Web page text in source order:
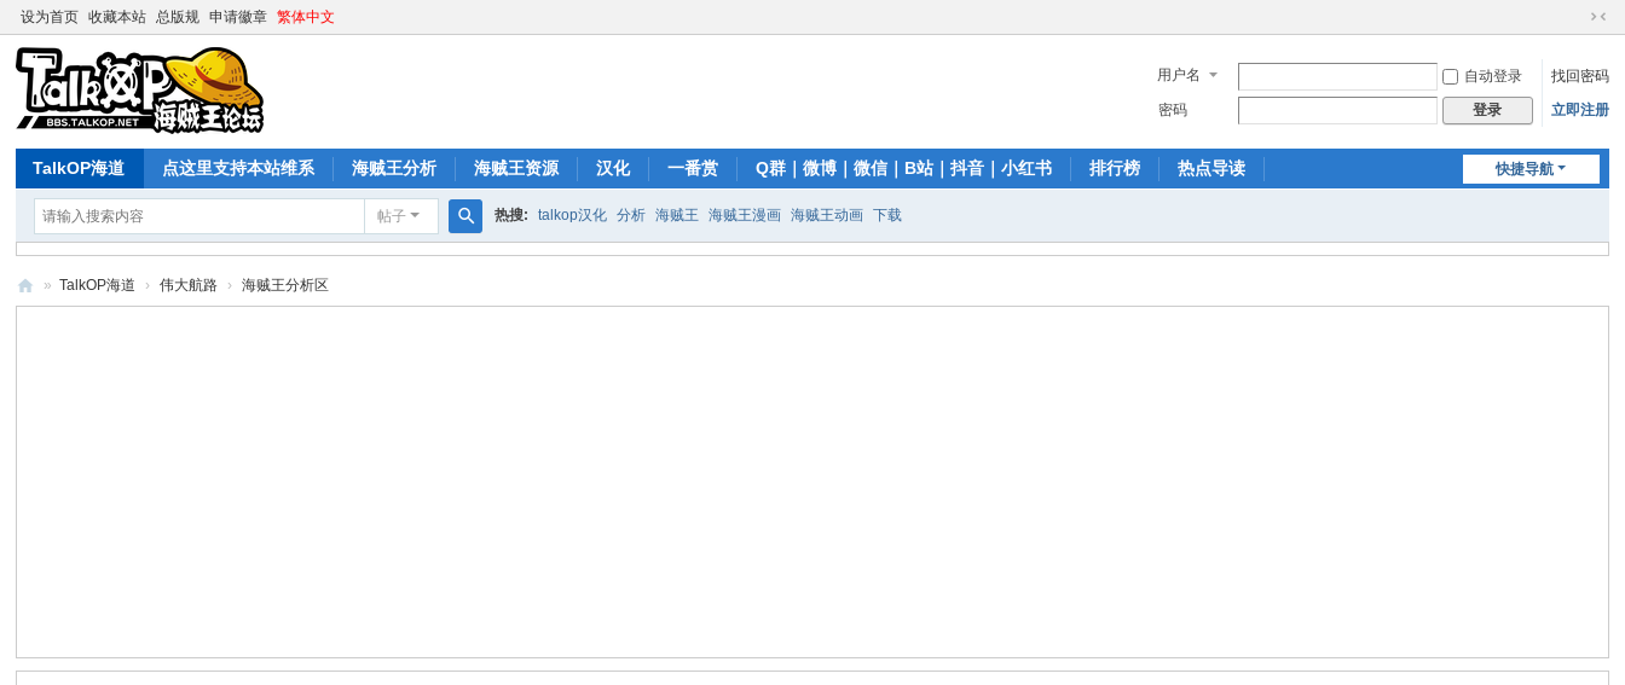
设为首页 收藏本站 总版规 申请徽章 繁体中文
切
到
窄
用户名 自动登录
找回密码
密码
登录 立即注册
快捷导航
TalkOP海道 点这里支持本站维系 海贼王分析 海贼王资源 汉化 一番赏 Q群｜微博｜微信｜B站｜抖音｜小红书 排行榜 热点导读
帖子
搜
热搜: talkop汉化 分析 海贼王 海贼王漫画 海贼王动画 下载
论
» TalkOP海道 › 伟大航路 › 海贼王分析区